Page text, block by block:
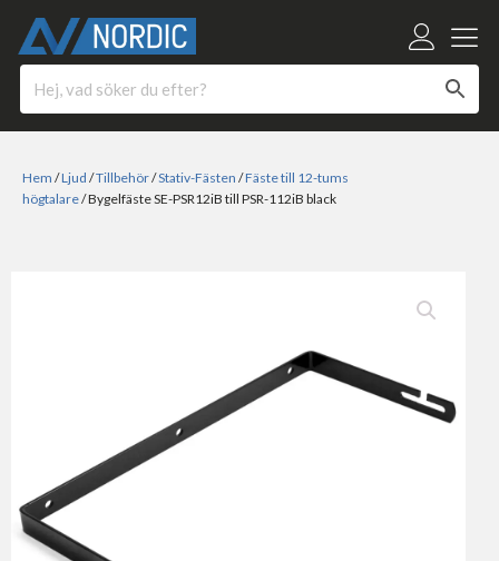
Hem /Ljud /Tillbehör/Stativ-Fästen /Fäste till 12-tums
högtalare/ Bygelfäste SE-PSR12iB till PSR-112iB black